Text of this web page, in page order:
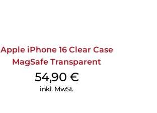
Apple iPhone 16 Clear Case
MagSafe Transparent
54,90 €
inkl. MwSt.